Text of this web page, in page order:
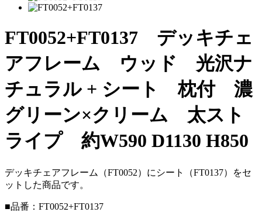
FT0052+FT0137 デッキチェ
アフレーム ウッド 光沢ナ
チュラル + シート 枕付 濃
グリーン×クリーム 太スト
ライプ 約W590 D1130 H850
デッキチェアフレーム（FT0052）にシート（FT0137）をセ
ットした商品です。
■品番：FT0052+FT0137